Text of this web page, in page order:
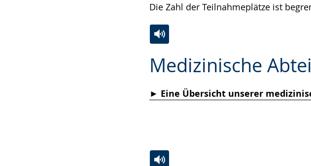
Die Zahl der Teilnahmeplätze ist
Medizinische
► Eine Übersicht unserer
Leichten
wechseln.
Audio-
Video
Deutscher